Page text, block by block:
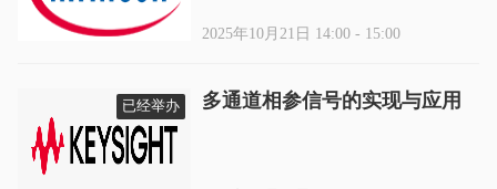
2025年10月21日 14:00 - 15:00
已经举办 多通道相参信号的实现与应用